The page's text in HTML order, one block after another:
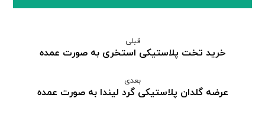
قبلی
خرید تخت پلاستیکی استخری به صورت عمده
بعدی
عرضه گلدان پلاستیکی گرد لیندا به صورت عمده